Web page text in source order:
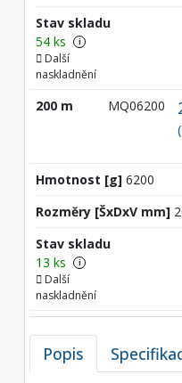
Stav skladu
54 ks
i
Další
naskladnění
200 m MQ06200
Hmotnost [g] 6200
Rozměry [ŠxDxV mm]
Stav skladu
13 ks
i
Další
naskladnění
Popis